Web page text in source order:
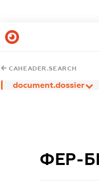
CAHEADER.SEARCH
document.dossier
ФЕР-